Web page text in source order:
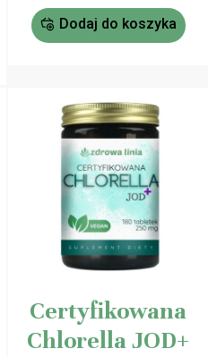
podstawie
ocen
klientów
Dodaj do koszyka
Certyfikowana
Chlorella JOD+